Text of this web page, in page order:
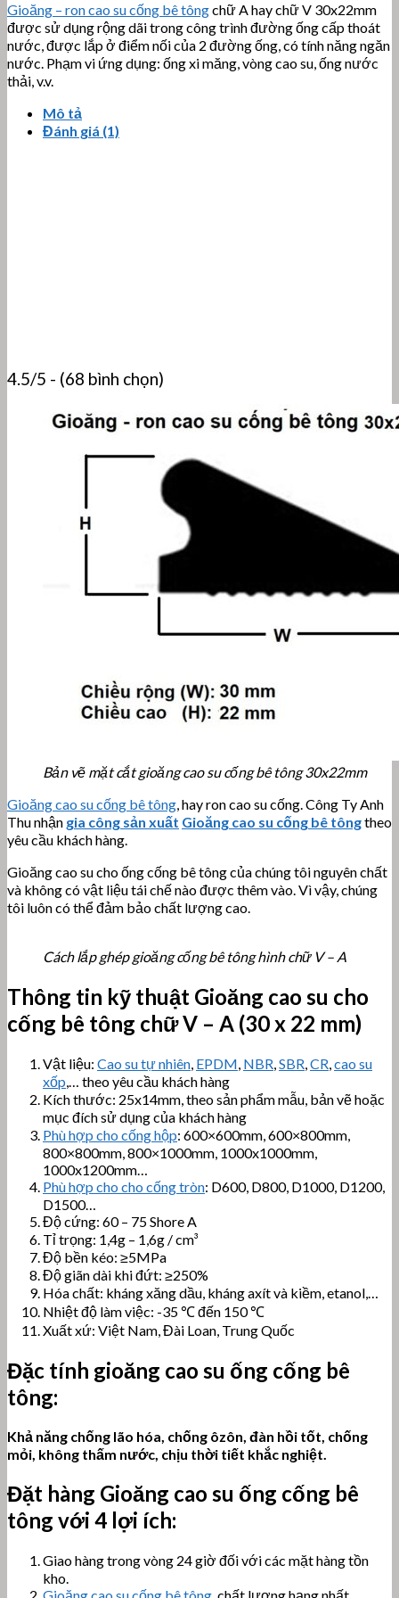
Gioăng – ron cao su cống bê tôngchữ A hay chữ V 30x22mm
được sử dụng rộng dãitrong công trình đường ống cấp thoát
nước, được lắp ở điểm nối của 2 đường ống, có tính năng ngăn
nước. Phạm vi ứng dụng: ống xi măng, vòng cao su, ống nước
thải, v.v.
Mô tả
Đánh giá (1)
4.5/5 - (68 bình chọn)
Bản vẽ mặt cắt gioăng cao su cống bê tông 30x22mm
Gioăng cao su cống bê tông, hay ron cao su cống. Công Ty Anh
Thu nhận gia công sản xuất Gioăng cao su cống bê tôngtheo
yêu cầu khách hàng.
Gioăng cao su cho ống cống bê tông của chúng tôi nguyên chất
và không có vật liệu tái chế nào được thêm vào. Vì vậy, chúng
tôi luôn có thể đảm bảo chất lượng cao.
Cách lắp ghép gioăng cống bê tông hình chữ V – A
Thông tin kỹ thuật Gioăng cao su cho
cống bê tông chữ V – A (30 x 22 mm)
Vật liệu: Cao su tự nhiên EPDM NBR SBR CR cao su
xốp ,… theo yêu cầu khách hàng
Kích thước: 25x14mm, theo sản phẩm mẫu, bản vẽ hoặc
mục đích sử dụng của khách hàng
Phù hợp cho cống hộp: 600×600mm, 600×800mm,
800×800mm, 800×1000mm, 1000x1000mm,
1000x1200mm…
Phù hợp cho cho cống tròn: D600, D800, D1000, D1200,
D1500…
Độ cứng: 60 – 75 Shore A
Tỉ trọng: 1,4g – 1,6g / cm³
Độ bền kéo: ≥5MPa
Độ giãn dài khi đứt: ≥250%
Hóa chất: kháng xăng dầu, kháng axít và kiềm, etanol,…
Nhiệt độ làm việc: -35 ℃ đến 150 ℃
Xuất xứ: Việt Nam, Đài Loan, Trung Quốc
Đặc tính gioăng cao su ống cống bê
tông:
Khả năng chống lão hóa, chống ôzôn, đàn hồi tốt, chống
mỏi, không thấm nước, chịu thời tiết khắc nghiệt.
Đặt hàng Gioăng cao su ống cống bê
tông với 4 lợi ích:
Giao hàng trong vòng 24 giờ đối với các mặt hàng tồn
kho.